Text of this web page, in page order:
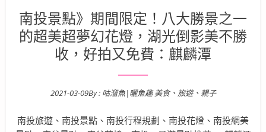
南投景點》期間限定！八大勝景之一
的超美超夢幻花燈，湖光倒影美不勝
收，好拍又免費：麒麟潭
Posted on
2021-03-09By : 咕溜魚|曬魚趣 美食、旅遊、親子
南投旅遊、南投景點、南投行程規劃、南投花燈、南投網美